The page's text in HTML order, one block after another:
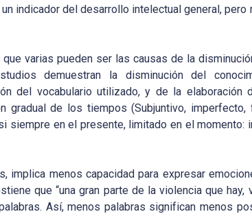
indicador del desarrollo intelectual general, pero
varias pueden ser las causas de la
demuestran la disminución del
del vocabulario utilizado, y de la elaboración
gradual de los tiempos (Subjuntivo,
siempre en el presente, limitado en el momento:
implica menos capacidad para expresar
que “una gran parte de la violencia que hay,
Así, menos palabras significan menos